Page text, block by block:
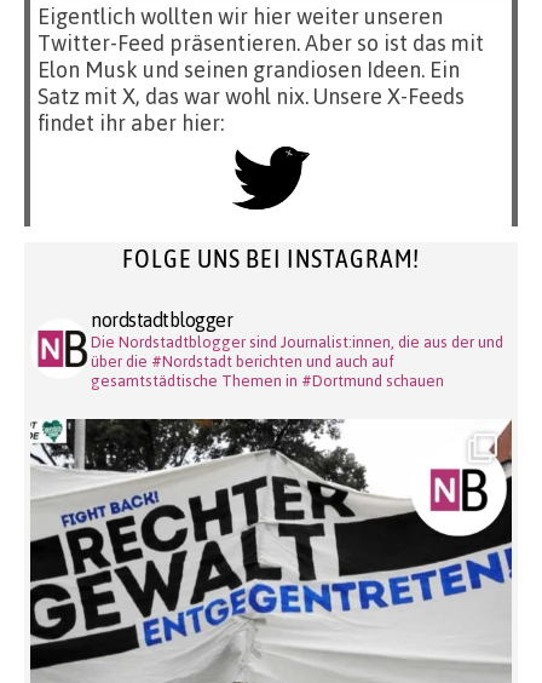
Eigentlich wollten wir hier weiter unseren
Twitter-Feed präsentieren. Aber so ist das mit
Elon Musk und seinen grandiosen Ideen. Ein
Satz mit X, das war wohl nix. Unsere X-Feeds
findet ihr aber hier:
FOLGE UNS BEI INSTAGRAM!
nordstadtblogger
Die Nordstadtblogger sind Journalist:innen, die aus der und
über die #Nordstadt berichten und auch auf
gesamtstädtische Themen in #Dortmund schauen